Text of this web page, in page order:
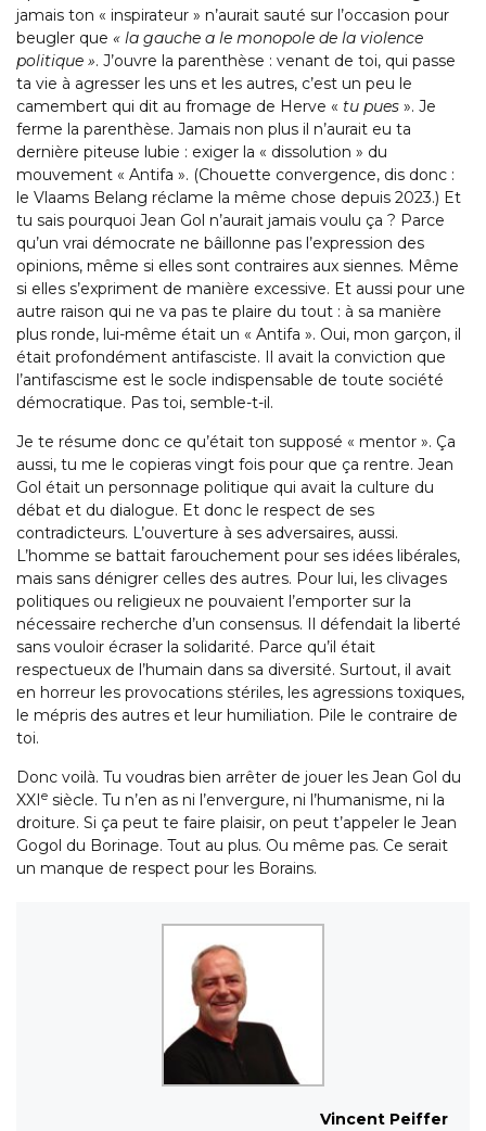
jamais ton « inspirateur » n’aurait sauté sur l’occasion pour
beugler que « la gauche a le monopole de la violence
politique ». J’ouvre la parenthèse : venant de toi, qui passe
ta vie à agresser les uns et les autres, c’est un peu le
camembert qui dit au fromage de Herve « tu pues ». Je
ferme la parenthèse. Jamais non plus il n’aurait eu ta
dernière piteuse lubie : exiger la « dissolution » du
mouvement « Antifa ». (Chouette convergence, dis donc :
le Vlaams Belang réclame la même chose depuis 2023.) Et
tu sais pourquoi Jean Gol n’aurait jamais voulu ça ? Parce
qu’un vrai démocrate ne bâillonne pas l’expression des
opinions, même si elles sont contraires aux siennes. Même
si elles s’expriment de manière excessive. Et aussi pour une
autre raison qui ne va pas te plaire du tout : à sa manière
plus ronde, lui-même était un « Antifa ». Oui, mon garçon, il
était profondément antifasciste. Il avait la conviction que
l’antifascisme est le socle indispensable de toute société
démocratique. Pas toi, semble-t-il.
Je te résume donc ce qu’était ton supposé « mentor ». Ça
aussi, tu me le copieras vingt fois pour que ça rentre. Jean
Gol était un personnage politique qui avait la culture du
débat et du dialogue. Et donc le respect de ses
contradicteurs. L’ouverture à ses adversaires, aussi.
L’homme se battait farouchement pour ses idées libérales,
mais sans dénigrer celles des autres. Pour lui, les clivages
politiques ou religieux ne pouvaient l’emporter sur la
nécessaire recherche d’un consensus. Il défendait la liberté
sans vouloir écraser la solidarité. Parce qu’il était
respectueux de l’humain dans sa diversité. Surtout, il avait
en horreur les provocations stériles, les agressions toxiques,
le mépris des autres et leur humiliation. Pile le contraire de
toi.
Donc voilà. Tu voudras bien arrêter de jouer les Jean Gol du
XXI e siècle. Tu n’en as ni l’envergure, ni l’humanisme, ni la
droiture. Si ça peut te faire plaisir, on peut t’appeler le Jean
Gogol du Borinage. Tout au plus. Ou même pas. Ce serait
un manque de respect pour les Borains.
Vincent Peiffer